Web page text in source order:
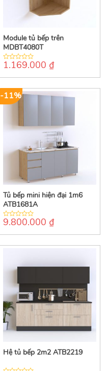
Module tủ bếp trên
MDBT4080T
0
of
1.169.000 ₫
-11%
Tủ bếp mini hiện đại 1m6
ATB1681A
0
of
9.800.000 ₫
Hệ tủ bếp 2m2 ATB2219